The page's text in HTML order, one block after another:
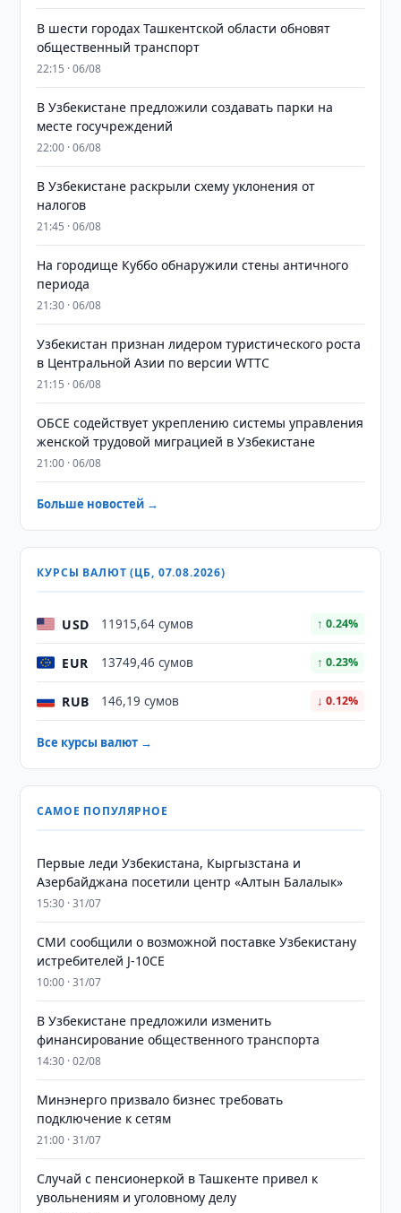
В шести городах Ташкентской области обновят
общественный транспорт
22:15 · 06/08
В Узбекистане предложили создавать парки на
месте госучреждений
22:00 · 06/08
В Узбекистане раскрыли схему уклонения от
налогов
21:45 · 06/08
На городище Куббо обнаружили стены античного
периода
21:30 · 06/08
Узбекистан признан лидером туристического роста
в Центральной Азии по версии WTTC
21:15 · 06/08
ОБСЕ содействует укреплению системы управления
женской трудовой миграцией в Узбекистане
21:00 · 06/08
Больше новостей →
КУРСЫ ВАЛЮТ (ЦБ, 07.08.2026)
USD 11915,64 сумов ↑ 0.24%
EUR 13749,46 сумов ↑ 0.23%
RUB 146,19 сумов ↓ 0.12%
Все курсы валют →
САМОЕ ПОПУЛЯРНОЕ
Первые леди Узбекистана, Кыргызстана и
Азербайджана посетили центр «Алтын Балалык»
15:30 · 31/07
СМИ сообщили о возможной поставке Узбекистану
истребителей J-10CE
10:00 · 31/07
В Узбекистане предложили изменить
финансирование общественного транспорта
14:30 · 02/08
Минэнерго призвало бизнес требовать
подключение к сетям
21:00 · 31/07
Случай с пенсионеркой в Ташкенте привел к
увольнениям и уголовному делу